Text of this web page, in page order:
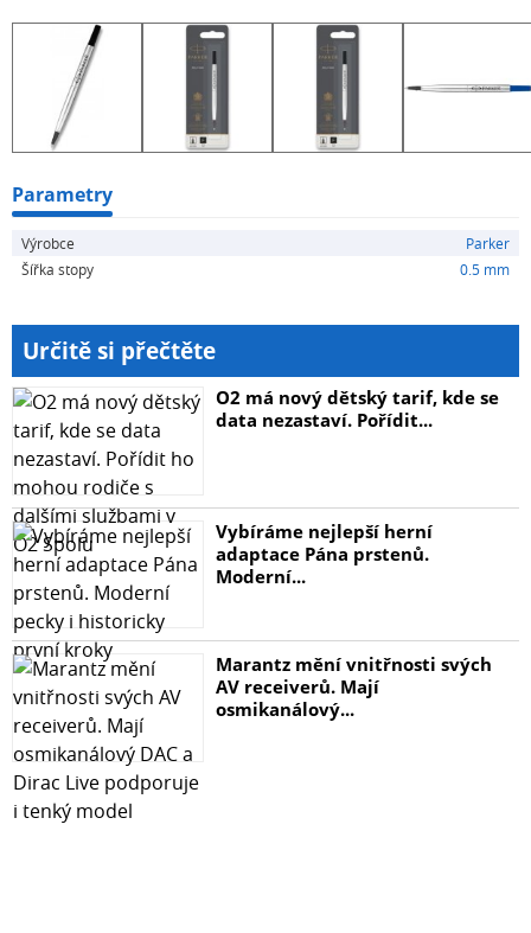
Parametry
Výrobce
Parker
Šířka stopy
0.5 mm
Určitě si přečtěte
O2 má nový dětský tarif, kde se
data nezastaví. Pořídit...
Vybíráme nejlepší herní
adaptace Pána prstenů.
Moderní...
Marantz mění vnitřnosti svých
AV receiverů. Mají
osmikanálový...